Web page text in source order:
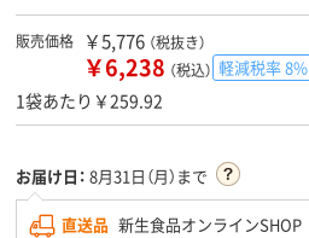
販売価格 ￥5,776 （税抜き）
￥6,238 （税込） 軽減税率 8%
1袋あたり￥259.92
お届け日： 8月31日（月）まで
直送品 新生食品オンラインSHOP